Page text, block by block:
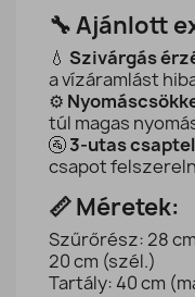
🔧 Ajánlott
💧 Szivárgás
a vízáramlást
⚙️
túl magas
🚰3-utas
csapot
📏 Méretek:
Szűrőrész: 28
20 cm (szél.)
Tartály: 40 cm